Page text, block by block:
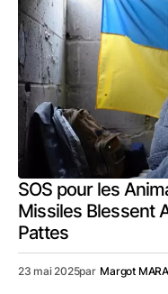
SOS pour les
Missiles Blessent
Pattes
23 mai 2025par Margot